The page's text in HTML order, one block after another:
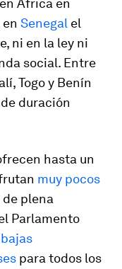
Senegal el
ni en la ley ni
social. Entre
Togo y Benín
duración
hasta un
muy pocos
de plena
Parlamento
bajas
para todos los